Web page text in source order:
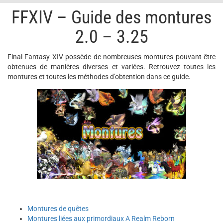
FFXIV – Guide des montures
2.0 – 3.25
Final Fantasy XIV possède de nombreuses montures pouvant être
obtenues de manières diverses et variées. Retrouvez toutes les
montures et toutes les méthodes d'obtention dans ce guide.
Montures de quêtes
Montures liées aux primordiaux A Realm Reborn